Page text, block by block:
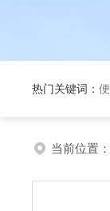
热门关键词：
当前位置：